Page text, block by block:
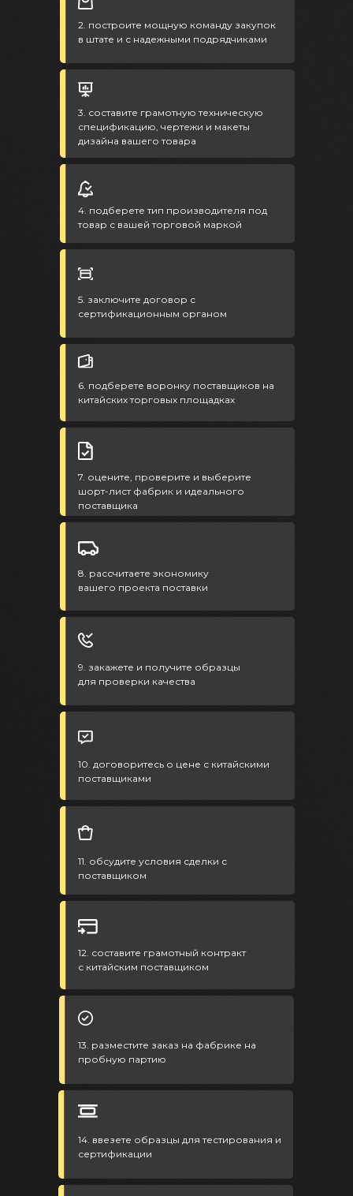
13. разместите заказ на фабрике на
пробную партию
12. составите грамотный контракт
с китайским поставщиком
10. договоритесь о цене с китайскими
поставщиками
9. закажете и получите образцы
для проверки качества
8. рассчитаете экономику
вашего проекта поставки
7. оцените, проверите и выберите
шорт-лист фабрик и идеального
поставщика
6. подберете воронку поставщиков на
китайских торговых площадках
5. заключите договор с
сертификационным органом
4. подберете тип производителя под
товар с вашей торговой маркой
3. составите грамотную техническую
спецификацию, чертежи и макеты
дизайна вашего товара
2. построите мощную команду закупок
в штате и с надежными подрядчиками
14. ввезете образцы для тестирования и
сертификации
11. обсудите условия сделки с
поставщиком